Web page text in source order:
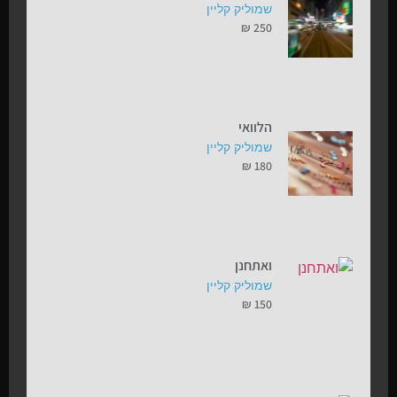
שמוליק קליין
₪ 250
הלוואי
שמוליק קליין
₪ 180
ואתחנן
שמוליק קליין
₪ 150